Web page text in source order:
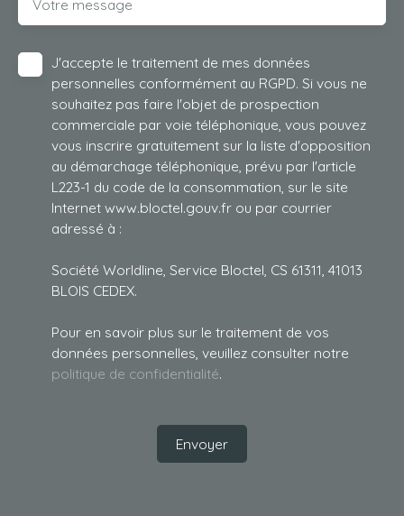
Votre message
J'accepte le traitement de mes données
personnelles conformément au RGPD. Si vous ne
souhaitez pas faire l'objet de prospection
commerciale par voie téléphonique, vous pouvez
vous inscrire gratuitement sur la liste d'opposition
au démarchage téléphonique, prévu par l'article
L223-1 du code de la consommation, sur le site
Internet www.bloctel.gouv.fr ou par courrier
adressé à :
Société Worldline, Service Bloctel, CS 61311, 41013
BLOIS CEDEX.
Pour en savoir plus sur le traitement de vos
données personnelles, veuillez consulter notre
politique de confidentialité.
Envoyer